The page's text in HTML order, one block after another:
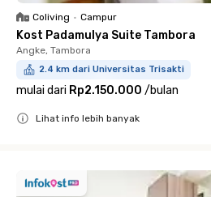
Coliving • Campur
Kost Padamulya Suite Tambora
Angke, Tambora
2.4 km dari Universitas Trisakti
mulai dari Rp2.150.000 /bulan
Lihat info lebih banyak